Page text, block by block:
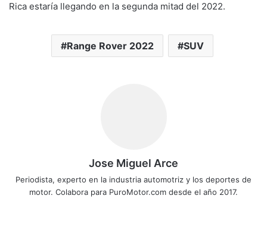
Rica estaría llegando en la segunda mitad del 2022.
Range Rover 2022 SUV
Jose Miguel Arce
Periodista, experto en la industria automotriz y los deportes de
motor. Colabora para PuroMotor.com desde el año 2017.